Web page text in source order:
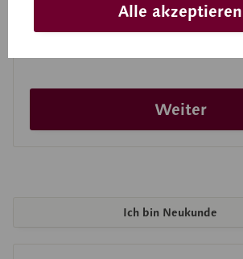
Datenschutzbestimmungen
genommen.
Weiter
Ich bin Neukunde
Alle akzeptieren